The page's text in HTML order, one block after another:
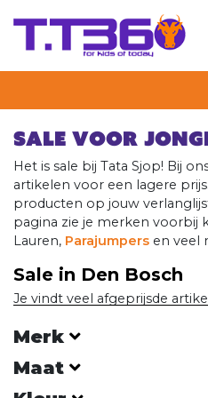
Sale voor
Het is sale bij Tata Sjop! Bij
artikelen voor een lagere
producten op jouw
pagina zie je merken voorbij
Lauren, Parajumpers en veel
Sale in Den Bosch
Je vindt veel afgeprijsde
producten te kopen voor een
vragen kun je altijd contact
webshop, of kom gezellig
Merk
Maat